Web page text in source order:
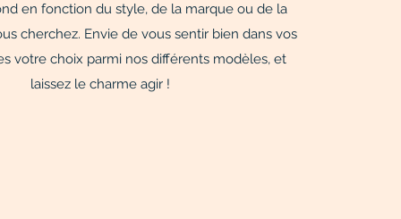
en fonction du style, de la marque ou de la
cherchez. Envie de vous sentir bien dans vos
votre choix parmi nos différents modèles, et
laissez le charme agir !